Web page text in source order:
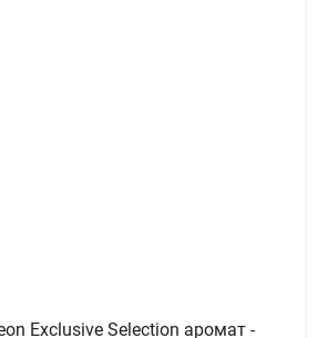
Exclusive Selection аромат -